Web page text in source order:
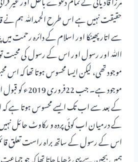
حقیقت نہیں ہے اس طرح الحمدﷲ ہم نے
سے اتار پھینکا اور اسلام کے دائرہ رحمت
اﷲ اور رسول اور اس کے رسول کی محبت
موجود تھی، لیکن ایسا محسوس ہوتا تھا کہ
موجود ہے۔ جب
کے بعد سے اب تک ایسے محسوس ہوتا ہے
کے درمیان اب کوئی پردہ و رکاوٹ حائل
اس کے رسول کے ساتھ براہ راست تعلق
ہمیں بچپن سے یہی پڑھایا جاتا تھا کہ جو